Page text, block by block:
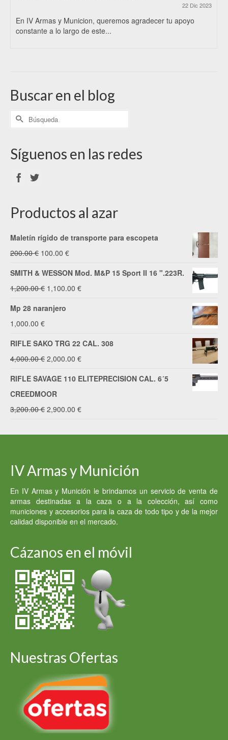
22 Dic 2023
En IV Armas y Municion, queremos agradecer tu apoyo
constante a lo largo de este...
Buscar en el blog
Síguenos en las redes
Productos al azar
Maletín rígido de transporte para escopeta
200.00€ El
precio
200.00 €.
100.00 €El
precio
SMITH & WESSON Mod. M&P 15 Sport II 16 ".223R.
1,200.00€ El
precio
1,200.00 €.
1,100.00 €El
1,100.00 €.
Mp 28 naranjero
1,000.00 €
RIFLE SAKO TRG 22 CAL. 308
4,000.00€ El
precio
original
2,000.00 €El
precio
RIFLE SAVAGE 110 ELITEPRECISION CAL. 6´5
CREEDMOOR
3,200.00€ El
3,200.00 €.
2,900.00 €El
2,900.00 €.
IV Armas y Munición
En IV Armas y Munición le brindamos un servicio de venta de
armas destinadas a la caza o a la colección, así como
municiones y accesorios para la caza de todo tipo y de la mejor
calidad disponible en el mercado.
Cázanos en el móvil
Nuestras Ofertas